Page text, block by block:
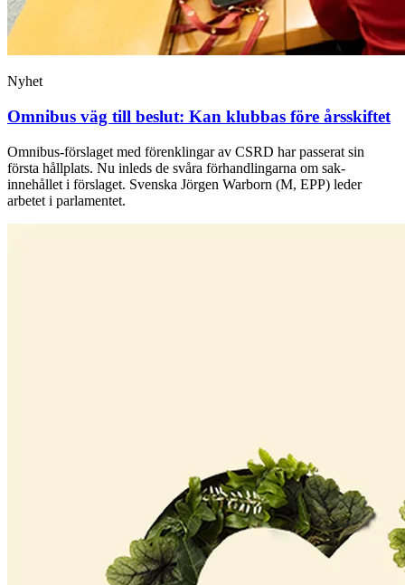
Nyhet
Omnibus väg till beslut: Kan klubbas före årsskiftet
Omnibus-förslaget med förenklingar av CSRD har passerat sin
första hållplats. Nu inleds de svåra förhandlingarna om sak-
innehållet i förslaget. Svenska Jörgen Warborn (M, EPP) leder
arbetet i parlamentet.